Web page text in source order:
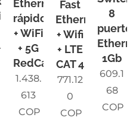
Ethernet
rápido
+ WiFi
+ 5G
RedCap
1.438.
613
COP
Fast
Ethernet
+ Wifi
+ LTE
CAT 4
771.12
0
COP
8
1Gb
609.1
68
COP